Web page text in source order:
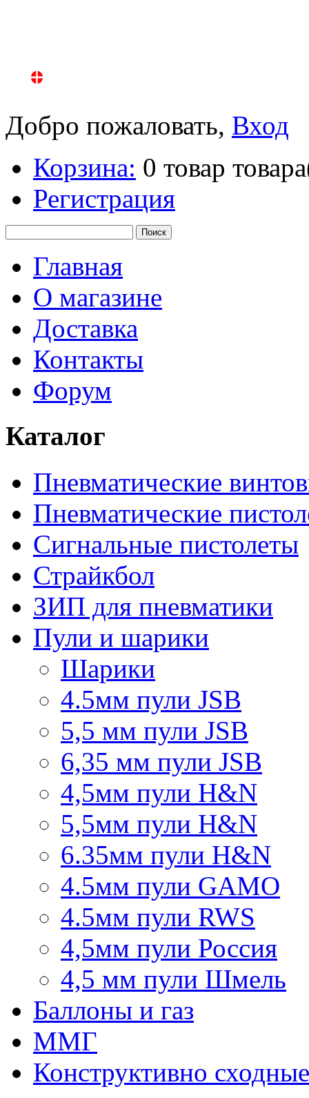
Добро пожаловать, Вход
Корзина: 0 товар
Регистрация
Главная
О магазине
Доставка
Контакты
Форум
Каталог
Пневматические
Пневматические
Сигнальные пистолеты
Страйкбол
ЗИП для пневматики
Пули и шарики
Шарики
4.5мм пули JSB
5,5 мм пули JSB
6,35 мм пули JSB
4,5мм пули H&N
5,5мм пули H&N
6.35мм пули H&N
4.5мм пули GAMO
4.5мм пули RWS
4,5мм пули Россия
4,5 мм пули Шмель
Баллоны и газ
ММГ
Конструктивно